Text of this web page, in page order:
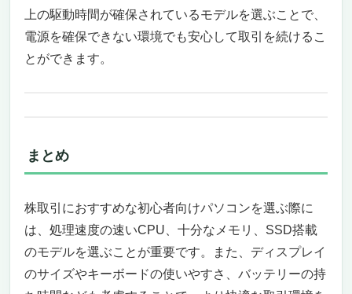
上の駆動時間が確保されているモデルを選ぶことで、
電源を確保できない環境でも安心して取引を続けるこ
とができます。
まとめ
株取引におすすめな初心者向けパソコンを選ぶ際に
は、処理速度の速いCPU、十分なメモリ、SSD搭載
のモデルを選ぶことが重要です。また、ディスプレイ
のサイズやキーボードの使いやすさ、バッテリーの持